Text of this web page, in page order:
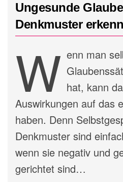
Ungesunde
Denkmuster
W enn man
hat, kann
Auswirkungen auf das
haben. Denn
Denkmuster sind
wenn sie negativ und
gerichtet sind…